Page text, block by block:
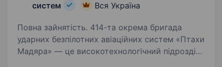
систем
Вся Україна
Повна зайнятість. 414-та окрема бригада
ударних безпілотних авіаційних систем «Птахи
Мадяра» — це високотехнологічний підрозділ